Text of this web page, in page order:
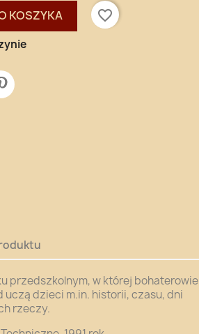
KOSZYKA
favorite_border
przedszkolnym, w której bohaterowie
dzieci m.in. historii, czasu, dni
rzeczy.